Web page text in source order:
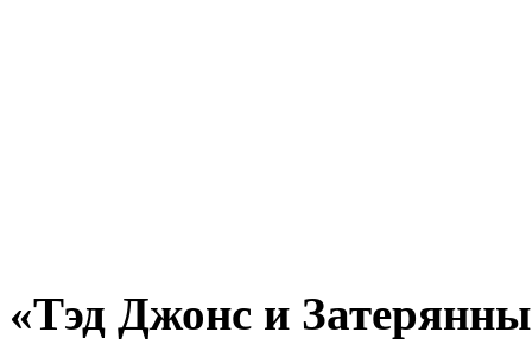
«Тэд Джонс и